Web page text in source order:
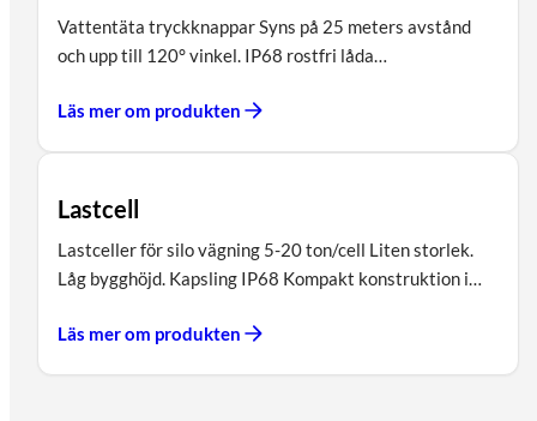
Vattentäta tryckknappar Syns på 25 meters avstånd
och upp till 120° vinkel. IP68 rostfri låda…
Läs mer om produkten
Lastcell
Lastceller för silo vägning 5-20 ton/cell Liten storlek.
Låg bygghöjd. Kapsling IP68 Kompakt konstruktion i…
Läs mer om produkten